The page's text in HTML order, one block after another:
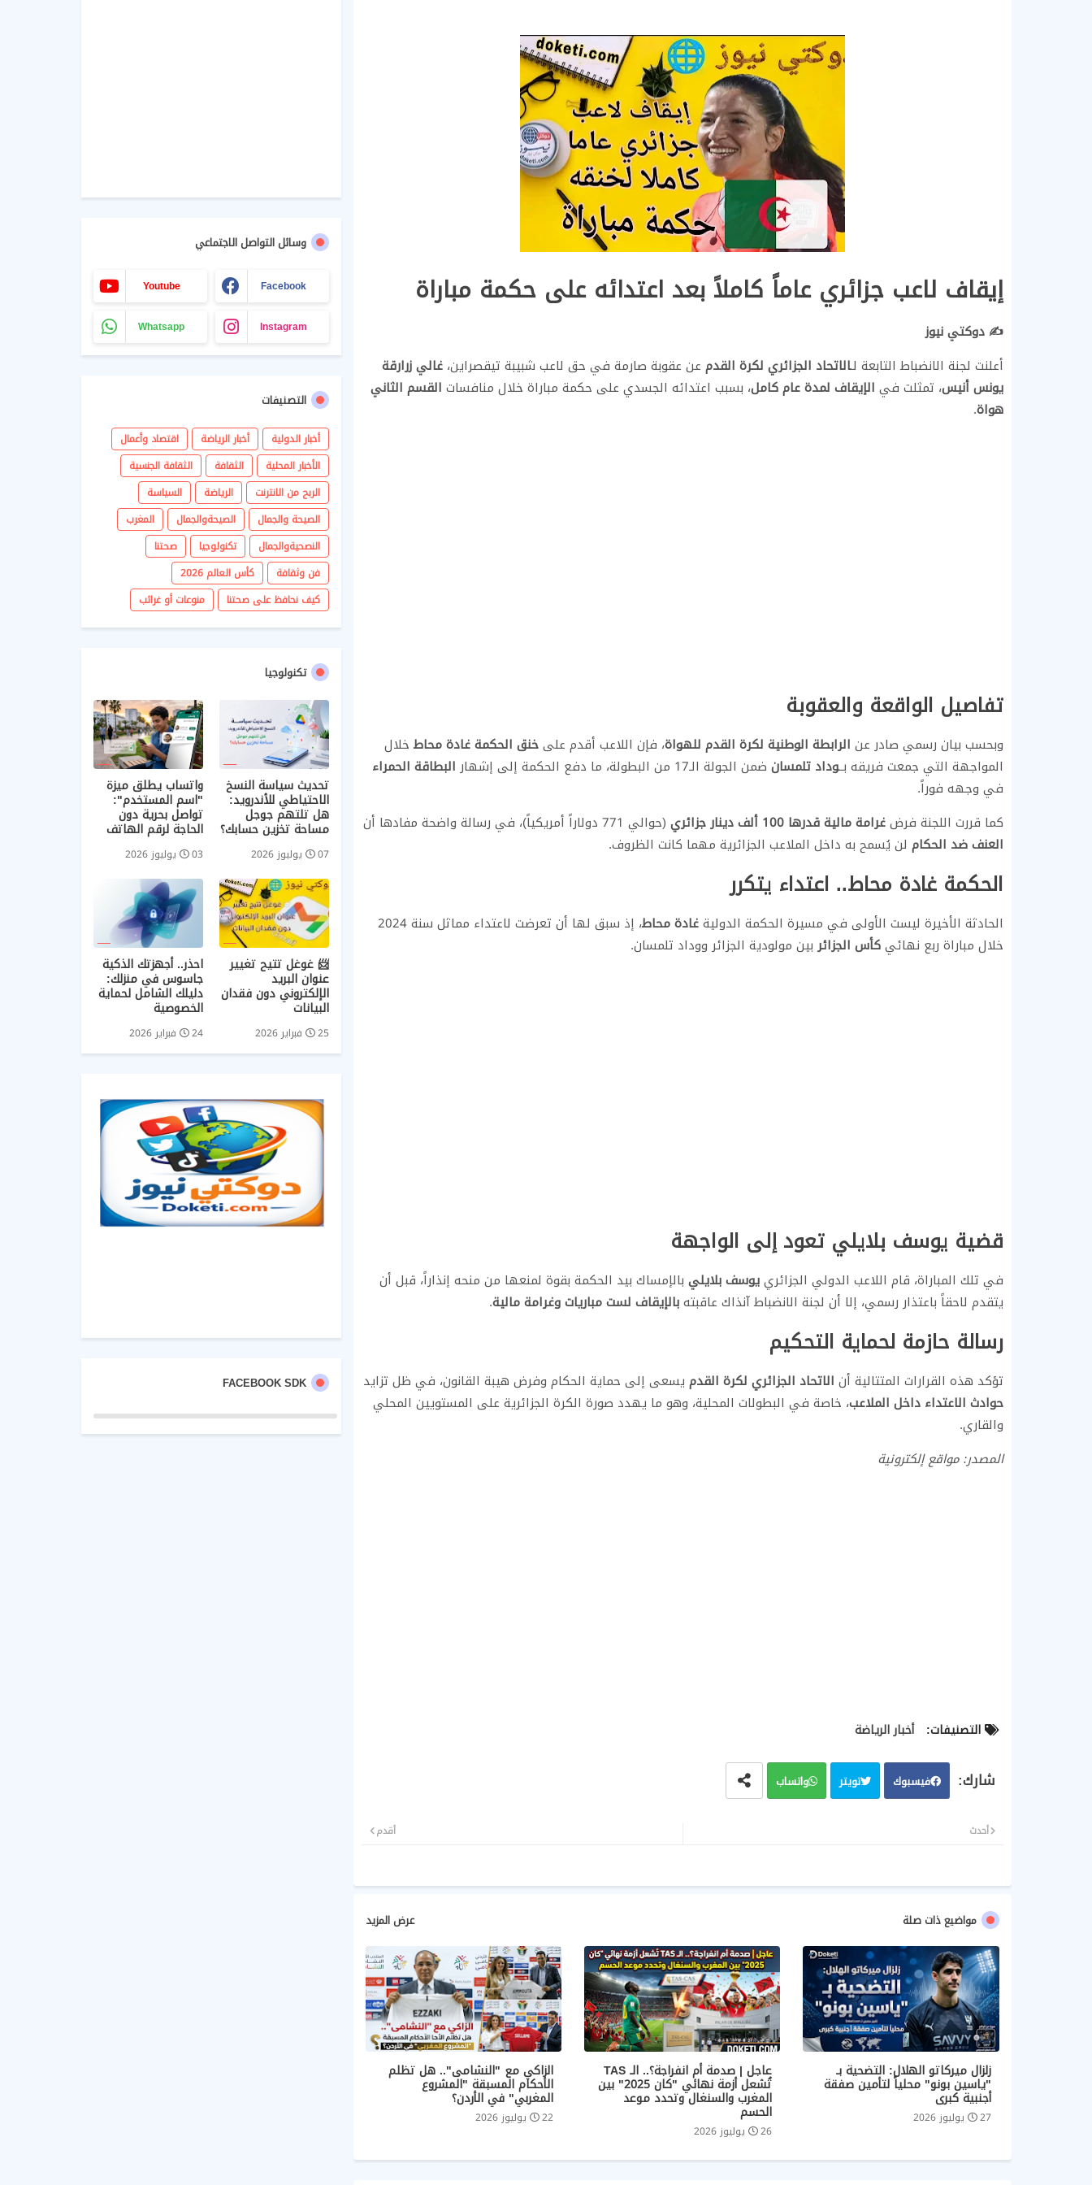
إيقاف لاعب جزائري عاماً كاملاً بعد اعتدائه على حكمة مباراة
✍️ دوكتي نيوز
أعلنت لجنة الانضباط التابعة لـالاتحاد الجزائري لكرة القدم عن عقوبة صارمة في حق لاعب شبيبة تيقصراين،غالي زرارقة
يونس أنيس، تمثلت في الإيقاف لمدة عام كامل، بسبب اعتدائه الجسدي على حكمة مباراة خلال منافسات القسم الثاني
هواة.
تفاصيل الواقعة والعقوبة
وبحسب بيان رسمي صادر عن الرابطة الوطنية لكرة القدم للهواة، فإن اللاعب أقدم علىخنق الحكمة غادة محاط خلال
المواجهة التي جمعت فريقه بــوداد تلمسان ضمن الجولة الـ17 من البطولة، ما دفع الحكمة إلى إشهار
البطاقة الحمراء
في وجهه فوراً.
كما قررت اللجنة فرضغرامة مالية قدرها 100 ألف دينار جزائري
(حوالي 771 دولاراً أمريكياً)، في رسالة واضحة مفادها أن
العنف ضد الحكام لن يُسمح به داخل الملاعب الجزائرية مهما كانت الظروف.
الحكمة غادة محاط.. اعتداء يتكرر
الحادثة الأخيرة ليست الأولى في مسيرة الحكمة الدوليةغادة محاط
، إذ سبق لها أن تعرضت لاعتداء مماثل سنة 2024
خلال مباراة ربع نهائيكأس الجزائر بين مولودية الجزائر ووداد تلمسان.
قضية يوسف بلايلي تعود إلى الواجهة
في تلك المباراة، قام اللاعب الدولي الجزائرييوسف بلايلي بالإمساك بيد الحكمة بقوة لمنعها من منحه إنذاراً، قبل أن
يتقدم لاحقاً باعتذار رسمي، إلا أن لجنة الانضباط آنذاك عاقبتهبالإيقاف لست مباريات وغرامة مالية.
رسالة حازمة لحماية التحكيم
تؤكد هذه القرارات المتتالية أن الاتحاد الجزائري لكرة القدم يسعى إلى حماية الحكام وفرض هيبة القانون، في ظل تزايد
حوادث الاعتداء داخل الملاعب، خاصة في البطولات المحلية، وهو ما يهدد صورة الكرة الجزائرية على المستويين المحلي
والقاري.
المصدر: مواقع إلكترونية
التصنيفات: أخبار الرياضة
فيسبوك تويتر واتساب
أحدث أقدم
مواضيع ذات صلة عرض المزيد
زلزال ميركاتو الهلال: التضحية بـ
"ياسين بونو" محلياً لتأمين صفقة
أجنبية كبرى
27 يوليوز 2026
عاجل | صدمة أم انفراجة؟.. الـ TAS
تُشعل أزمة نهائي "كان 2025" بين
المغرب والسنغال وتحدد موعد
الحسم
26 يوليوز 2026
الزاكي مع "النشامى".. هل تظلم
الأحكام المسبقة "المشروع
المغربي" في الأردن؟
22 يوليوز 2026
وسائل التواصل الاجتماعي
Youtube Facebook
Whatsapp Instagram
التصنيفات
أخبار الدولية أخبار الرياضة
اقتصاد وأعمال
الأخبار المحلية
الثقافة
الثقافة الجنسية
الربح من الانترنت
الرياضة
السياسة
الصيحة والجمال
الصيحةوالجمال
المغرب
النصحيةوالجمال
تكنولوجيا
صحتنا
فن وثقافة
كأس العالم 2026
كيف نحافظ على صحتنا
منوعات أو غرائب
تكنولوجيا
تحديث سياسة النسخ
الاحتياطي للأندرويد:
هل تلتهم جوجل
مساحة تخزين حسابك؟
07 يوليوز 2026
واتساب يطلق ميزة
"اسم المستخدم":
تواصل بحرية دون
الحاجة لرقم الهاتف
03 يوليوز 2026
📨 غوغل تتيح تغيير
عنوان البريد
الإلكتروني دون فقدان
البيانات
25 فبراير 2026
احذر.. أجهزتك الذكية
جاسوس في منزلك:
دليلك الشامل لحماية
الخصوصية
24 فبراير 2026
FACEBOOK SDK